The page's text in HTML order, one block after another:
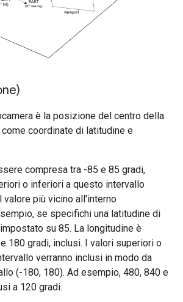
è la posizione del centro della
coordinate di latitudine e
compresa tra -85 e 85 gradi,
o inferiori a questo intervallo
valore più vicino all'interno
se specifichi una latitudine di
su 85. La longitudine è
180 gradi, inclusi. I valori superiori o
verranno inclusi in modo da
(-180, 180). Ad esempio, 480, 840 e
a 120 gradi.